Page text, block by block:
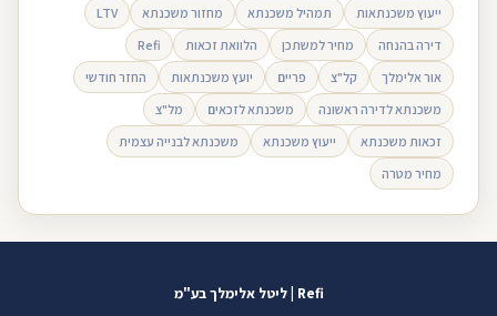
ייעוץ משכנתאות תמהיל משכנתא מחזור משכנתא
LTV
דירה בהנחה
מחיר למשתכן הלוואת זכאות
Refi
אור אלימלך
קל"צ פריים יועץ משכנתאות
החזר חודשי
משכנתא לדירה ראשונה
משכנתא לזכאים
מל"צ
זכאות משכנתא
ייעוץ משכנתא
משכנתא לבנייה עצמית
מחיר מטרה
Refi | ליטל אלימלך בע"מ